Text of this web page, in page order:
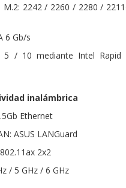
M.2: 2242 / 2260 / 2280 /
6 Gb/s
/ 10 mediante Intel Rapid
inalámbrica
Ethernet
ASUS LANGuard
2x2
/ 5 GHz / 6 GHz